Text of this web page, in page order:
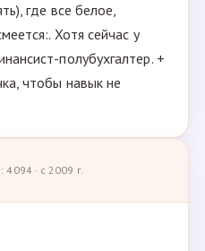
где все белое,
Хотя сейчас у
полубухгалтер. +
чтобы навык не
· с 2009 г.